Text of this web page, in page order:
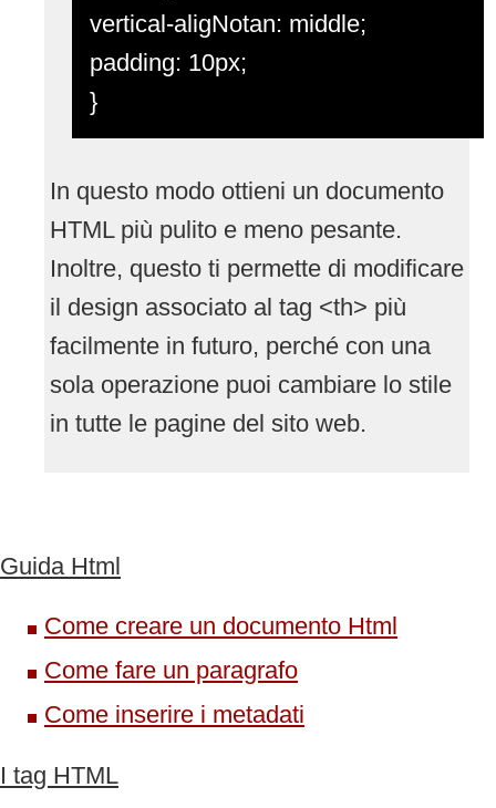
vertical-aligNotan: middle;
padding: 10px;
}
In questo modo ottieni un documento
HTML più pulito e meno pesante.
Inoltre, questo ti permette di modificare
il design associato al tag <th> più
facilmente in futuro, perché con una
sola operazione puoi cambiare lo stile
in tutte le pagine del sito web.
Guida Html
Come creare un documento Html
Come fare un paragrafo
Come inserire i metadati
I tag HTML